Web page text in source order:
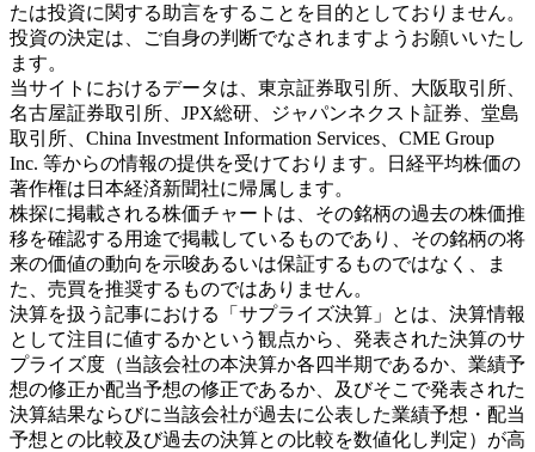
たは投資に関する助言をすることを目的としておりません。
投資の決定は、ご自身の判断でなされますようお願いいたし
ます。
当サイトにおけるデータは、東京証券取引所、大阪取引所、
名古屋証券取引所、JPX総研、ジャパンネクスト証券、堂島
取引所、China Investment Information Services、CME Group
Inc. 等からの情報の提供を受けております。日経平均株価の
著作権は日本経済新聞社に帰属します。
株探に掲載される株価チャートは、その銘柄の過去の株価推
移を確認する用途で掲載しているものであり、その銘柄の将
来の価値の動向を示唆あるいは保証するものではなく、ま
た、売買を推奨するものではありません。
決算を扱う記事における「サプライズ決算」とは、決算情報
として注目に値するかという観点から、発表された決算のサ
プライズ度（当該会社の本決算か各四半期であるか、業績予
想の修正か配当予想の修正であるか、及びそこで発表された
決算結果ならびに当該会社が過去に公表した業績予想・配当
予想との比較及び過去の決算との比較を数値化し判定）が高